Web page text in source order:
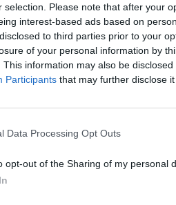
selection. Please note that after your
interest-based ads based on
to third parties prior to your
of your personal information by
This information may also be
Participants that may further disclose
Data Processing Opt Outs
opt-out of the Sharing of my personal
számos
„LEG”-jeinek
meglepő tények
a város